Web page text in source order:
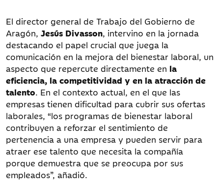
El director general de Trabajo del Gobierno de
Aragón, Jesús Divasson, intervino en la jornada
destacando el papel crucial que juega la
comunicación en la mejora del bienestar laboral, un
aspecto que repercute directamente en la
eficiencia, la competitividad y en la atracción de
talento. En el contexto actual, en el que las
empresas tienen dificultad para cubrir sus ofertas
laborales, “los programas de bienestar laboral
contribuyen a reforzar el sentimiento de
pertenencia a una empresa y pueden servir para
atraer ese talento que necesita la compañía
porque demuestra que se preocupa por sus
empleados”, añadió.